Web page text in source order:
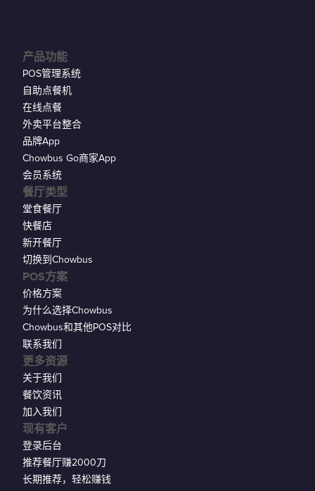
现有客户
登录后台
推荐餐厅赚2000刀
长期推荐，轻松赚钱
产品功能
POS管理系统
自助点餐机
在线点餐
外卖平台整合
品牌App
Chowbus Go商家App
会员系统
餐厅类型
堂食餐厅
快餐店
新开餐厅
切换到Chowbus
POS方案
价格方案
为什么选择Chowbus
Chowbus和其他POS对比
联系我们
更多资源
关于我们
餐饮资讯
加入我们